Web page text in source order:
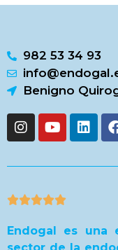
982 53 34 93
Benigno

Endogal es una